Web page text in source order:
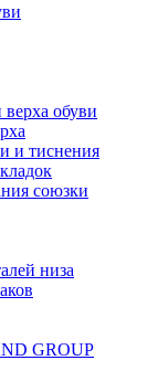
обуви
и тиснения
союзки
низа
GROUP